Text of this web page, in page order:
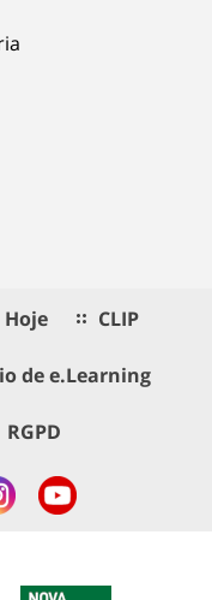
Hoje CLIP
de e.Learning
RGPD